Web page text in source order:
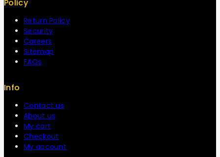
Policy
Return Policy
Security
Careers
Sitemap
FAQs
Info
Contact us
About us
My cart
Checkout
My account